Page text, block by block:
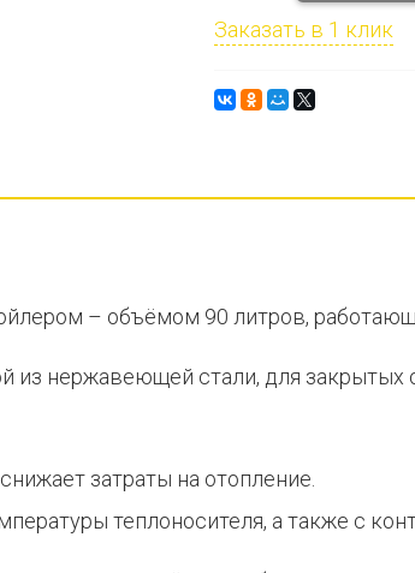
Заказать в 1 клик
– объёмом 90 литров,
из нержавеющей стали, для
затраты на отопление.
теплоносителя, а также с